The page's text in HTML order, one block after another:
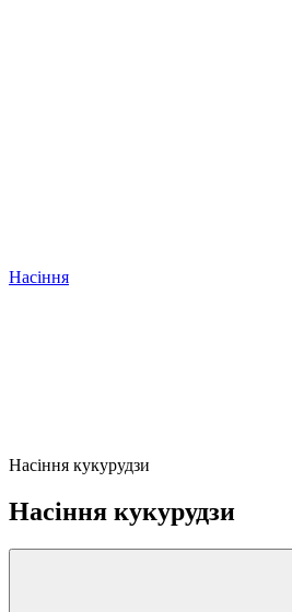
Насіння
Насіння кукурудзи
Насіння кукурудзи